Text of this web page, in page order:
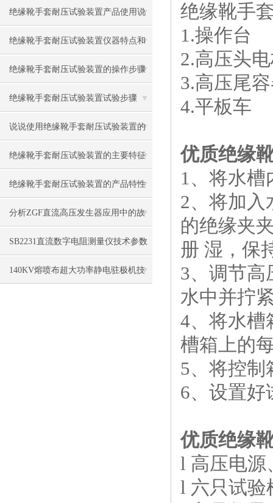
绝缘靴手套耐压试验装置产品使用说
明
绝缘靴手套耐压试验装置仪器特点和
参数
绝缘靴手套耐压试验装置的操作步骤
与注意事项
绝缘靴手套耐压试验装置试验步骤
说说使用绝缘靴手套耐压试验装置的
重要注意事项
绝缘靴手套耐压试验装置的主要特征
及技术参数
绝缘靴手套耐压试验装置的产品特性
及操作方法
分析ZGF直流高压发生器应用中的故
障处理
SB2231直流数字电阻测量仪技术参数
140KV熔喷布超大功率静电驻极机技
绝缘靴手
1.操作台
2.高压头
3.高压尾
4.平板车
优质绝缘
1、将水
2、将加入
的绝缘夹
册 湿，保
3、调节高
水中并拧
4、将水槽
槽箱上的
5、将控制
6、设置好
优质绝缘
l 高压电源
l 六只试验